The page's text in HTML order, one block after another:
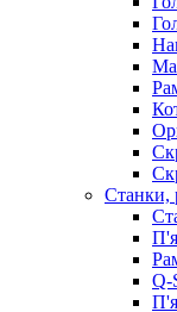
Станки,
Q-